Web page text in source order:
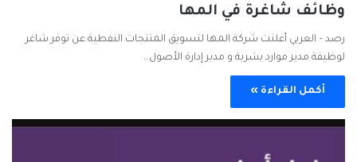
وظائف شاغرة في المها
رصد – العربي ‏أعلنت شركة المها لتسويق المنتجات النفطية عن توفر شاغر
لوظيفة ‎مدير موارد بشرية و ‎مدير إدارة الأصول…
أكمل القراءة »